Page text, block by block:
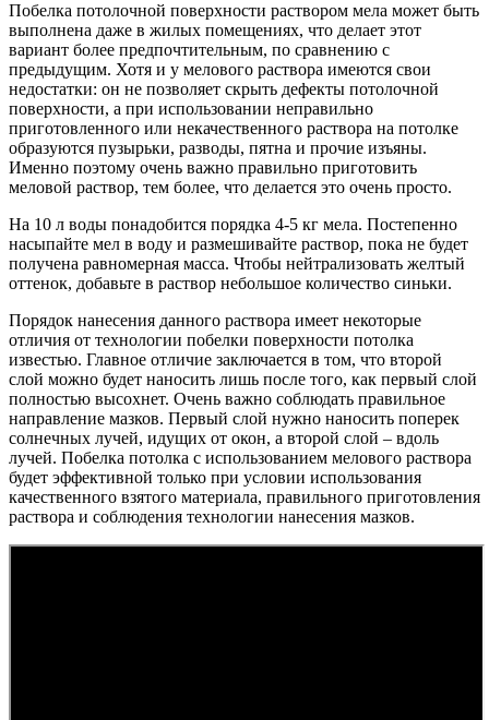
Побелка потолочной поверхности раствором мела может быть
выполнена даже в жилых помещениях, что делает этот
вариант более предпочтительным, по сравнению с
предыдущим. Хотя и у мелового раствора имеются свои
недостатки: он не позволяет скрыть дефекты потолочной
поверхности, а при использовании неправильно
приготовленного или некачественного раствора на потолке
образуются пузырьки, разводы, пятна и прочие изъяны.
Именно поэтому очень важно правильно приготовить
меловой раствор, тем более, что делается это очень просто.
На 10 л воды понадобится порядка 4-5 кг мела. Постепенно
насыпайте мел в воду и размешивайте раствор, пока не будет
получена равномерная масса. Чтобы нейтрализовать желтый
оттенок, добавьте в раствор небольшое количество синьки.
Порядок нанесения данного раствора имеет некоторые
отличия от технологии побелки поверхности потолка
известью. Главное отличие заключается в том, что второй
слой можно будет наносить лишь после того, как первый слой
полностью высохнет. Очень важно соблюдать правильное
направление мазков. Первый слой нужно наносить поперек
солнечных лучей, идущих от окон, а второй слой – вдоль
лучей. Побелка потолка с использованием мелового раствора
будет эффективной только при условии использования
качественного взятого материала, правильного приготовления
раствора и соблюдения технологии нанесения мазков.